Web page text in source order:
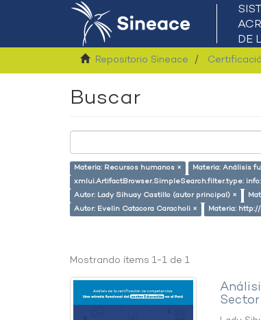
Repositorio Sineace
Buscar
Materia: Recursos humanos × Materia: Análisis
xmlui.ArtifactBrowser.SimpleSearch.filter.type:
Autor: Lady Sihuay Castillo (autor principal) ×
Autor: Evelin Catacora Caracholi ×
Materia:
Mostrando ítems 1-1 de 1